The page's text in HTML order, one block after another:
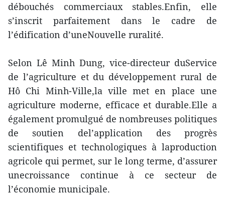
débouchés commerciaux stables.Enfin, elle
s’inscrit parfaitement dans le cadre de
l’édification d’uneNouvelle ruralité.
Selon Lê Minh Dung, vice-directeur duService
de l’agriculture et du développement rural de
Hô Chi Minh-Ville,la ville met en place une
agriculture moderne, efficace et durable.Elle a
également promulgué de nombreuses politiques
de soutien del’application des progrès
scientifiques et technologiques à laproduction
agricole qui permet, sur le long terme, d’assurer
unecroissance continue à ce secteur de
l’économie municipale.